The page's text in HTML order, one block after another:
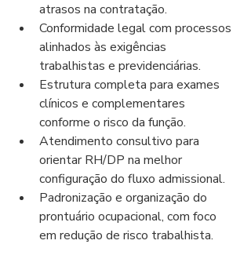
atrasos na contratação.
Conformidade legal com processos
alinhados às exigências
trabalhistas e previdenciárias.
Estrutura completa para exames
clínicos e complementares
conforme o risco da função.
Atendimento consultivo para
orientar RH/DP na melhor
configuração do fluxo admissional.
Padronização e organização do
prontuário ocupacional, com foco
em redução de risco trabalhista.